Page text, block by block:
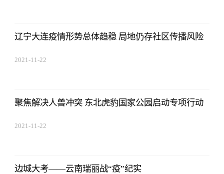
辽宁大连疫情形势总体趋稳 局地仍存社区传播风险
2021-11-22
聚焦解决人兽冲突 东北虎豹国家公园启动专项行动
2021-11-22
边城大考——云南瑞丽战“疫”纪实